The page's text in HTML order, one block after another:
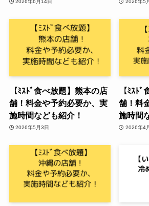
2026年6月14日 2026年5
【ﾐｽﾄﾞ食べ放題】熊本の店
舗！料金や予約必要か、実
施時間なども紹介！
2026年5月3日
【ﾐｽﾄ
舗！料
施時間
2026年4